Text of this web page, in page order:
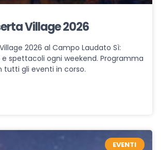
Village 2026
2026 al Campo Laudato Sì:
spettacoli ogni weekend. Programma
tutti gli eventi in corso.
EVENTI